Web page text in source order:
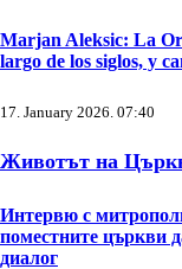
Marjan Aleksic: La
largo de los siglos, y
17. January 2026. 07:40
Животът на
Интервю с
поместните църкви
диалог